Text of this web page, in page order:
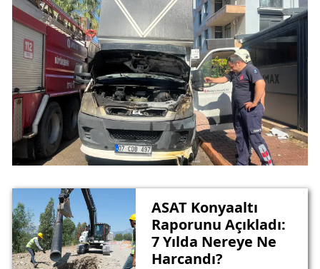
ASAT Konyaaltı
Raporunu Açıkladı:
7 Yılda Nereye Ne
Harcandı?